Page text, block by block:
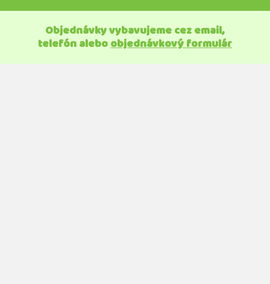
Objednávky vybavujeme cez email,
telefón aleboobjednávkový formulár